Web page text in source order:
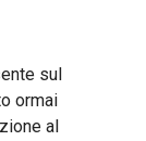
sul
ormai
al